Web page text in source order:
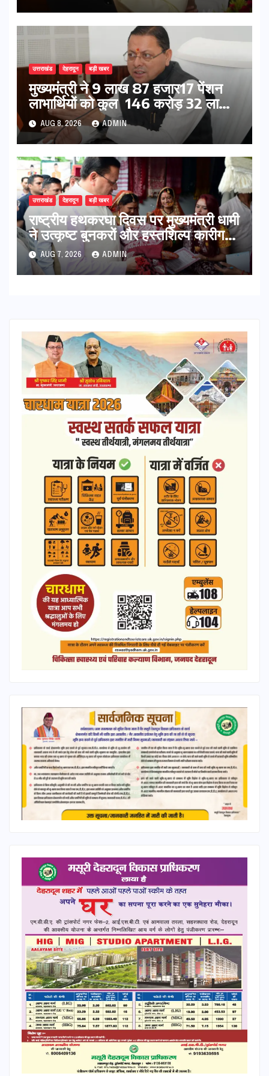
उत्तराखंड देहरादून बड़ी खबर
मुख्यमंत्री ने 9 लाख 87 हजार17 पेंशन
लाभार्थियों को कुल 146 करोड़ 32 लाख
की पेंशन राशि का किया भुगतान
AUG 8, 2026 ADMIN
उत्तराखंड देहरादून बड़ी खबर
राष्ट्रीय हथकरघा दिवस पर मुख्यमंत्री धामी
ने उत्कृष्ट बुनकरों और हस्तशिल्प कारीगरों
को किया सम्मानित
AUG 7, 2026 ADMIN